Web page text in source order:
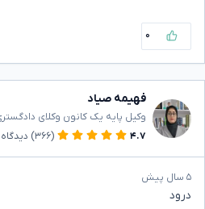
۰
فهیمه صیاد
وکیل پایه یک کانون وکلای
۴.۷
(۳۶۶) دیدگاه
۵ سال پیش
درود